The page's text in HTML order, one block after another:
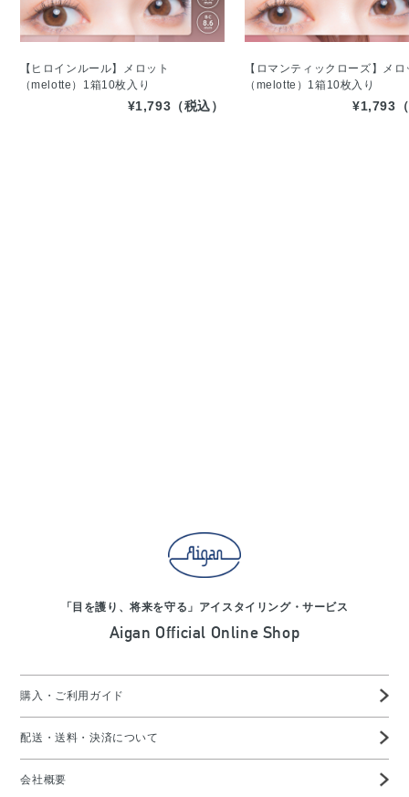
【ヒロインルール】メロット
（melotte）1箱10枚入り
¥1,793（税込）
【ロマンティックローズ】メロ
（melotte）1箱10枚入り
¥1,793
「目を護り、将来を守る」アイスタイリング・サービス
Aigan Official Online Shop
購入・ご利用ガイド
配送・送料・決済について
会社概要